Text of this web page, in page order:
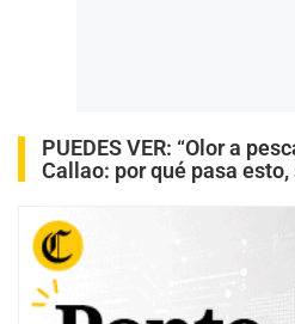
PUEDES VER: “Olor a
Callao: por qué pasa